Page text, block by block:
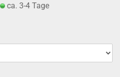
ca. 3-4 Tage